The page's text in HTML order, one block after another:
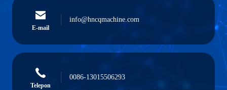
E-mail
info@hncqmachine.com
Telepon
0086-13015506293